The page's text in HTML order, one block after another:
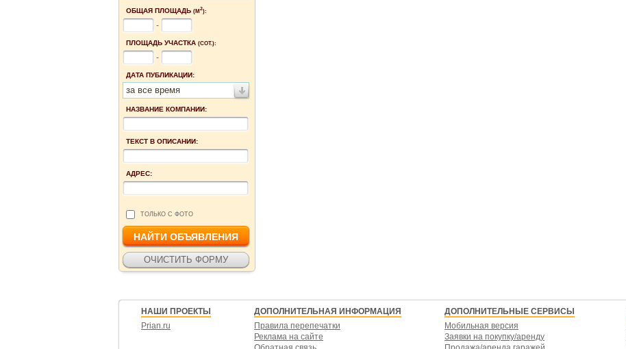
ОБЩАЯ ПЛОЩАДЬ (М2):
-
ПЛОЩАДЬ УЧАСТКА (СОТ.):
-
ДАТА ПУБЛИКАЦИИ:
за все время
НАЗВАНИЕ КОМПАНИИ:
ТЕКСТ В ОПИСАНИИ:
АДРЕС:
ТОЛЬКО С ФОТО
НАШИ ПРОЕКТЫ
Prian.ru
ДОПОЛНИТЕЛЬНАЯ ИНФОРМАЦИЯ
Правила перепечатки
Реклама на сайте
ДОПОЛНИТЕЛЬНЫЕ СЕРВИСЫ
Мобильная версия
Заявки на покупку/аренду